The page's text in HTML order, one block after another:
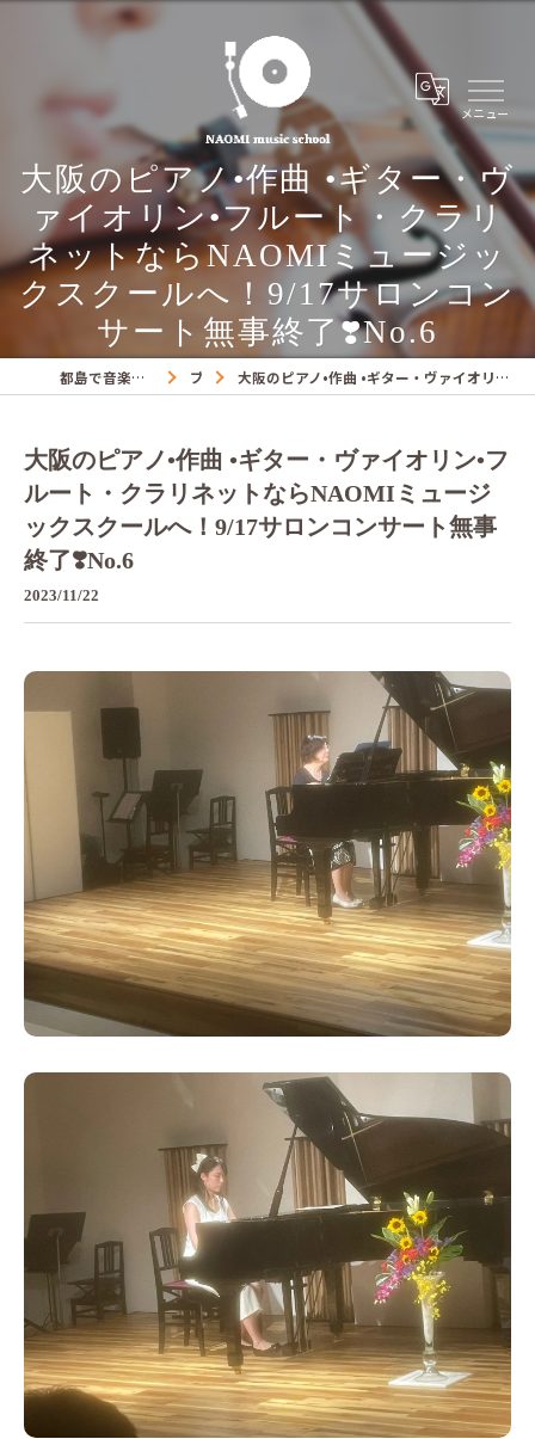
大阪のピアノ•作曲 •ギター・ヴ
ァイオリン•フルート・クラリ
ネットならNAOMIミュージッ
クスクールへ！9/17サロンコン
サート無事終了❣️No.6
都島で音楽教室ならNAOMIミュージックスクール ブログ 大阪のピアノ•作曲 •ギター・ヴァイオリン•フルート・クラリネットならNAOMIミュージックスクールへ！9/17サロンコンサート無事終了❣️No.6
大阪のピアノ•作曲 •ギター・ヴァイオリン•フ
ルート・クラリネットならNAOMIミュージ
ックスクールへ！9/17サロンコンサート無事
終了❣️No.6
2023/11/22